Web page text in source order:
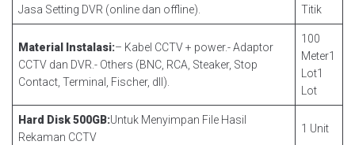
Jasa Setting DVR (online dan offline).
Titik
Material Instalasi:– Kabel CCTV + power.- Adaptor
CCTV dan DVR.- Others (BNC, RCA, Steaker, Stop
Contact, Terminal, Fischer, dll).
100
Meter1
Lot1
Lot
Hard Disk 500GB:Untuk Menyimpan File Hasil
Rekaman CCTV
1 Unit